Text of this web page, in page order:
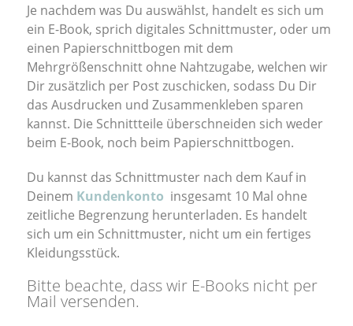
Je nachdem was Du auswählst, handelt es sich um
ein E-Book, sprich digitales Schnittmuster, oder um
einen Papierschnittbogen mit dem
Mehrgrößenschnitt ohne Nahtzugabe, welchen wir
Dir zusätzlich per Post zuschicken, sodass Du Dir
das Ausdrucken und Zusammenkleben sparen
kannst. Die Schnittteile überschneiden sich weder
beim E-Book, noch beim Papierschnittbogen.
Du kannst das Schnittmuster nach dem Kauf in
Deinem Kundenkonto insgesamt 10 Mal ohne
zeitliche Begrenzung herunterladen. Es handelt
sich um ein Schnittmuster, nicht um ein fertiges
Kleidungsstück.
Bitte beachte, dass wir E-Books nicht per
Mail versenden.